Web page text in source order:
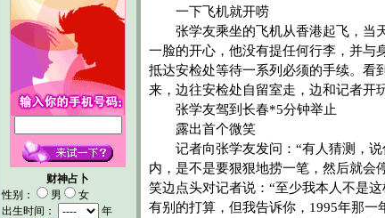
财神占卜
性别：
男
女
出生时间：
年
一下飞机就开唠
张学友乘坐的飞机从香港起飞，当
一脸的开心，他没有提任何行李，并与
抵达安检处等待一系列必须的手续。看
来，边往安检处自留室走，边和记者开
张学友驾到长春*5分钟举止
露出首个微笑
记者向张学友发问：“有人猜测，说
内，是不是要狠狠地捞一笔，然后就会
笑边点头对记者说：“至少我本人不是
有别的打算，但我告诉你，1995年那